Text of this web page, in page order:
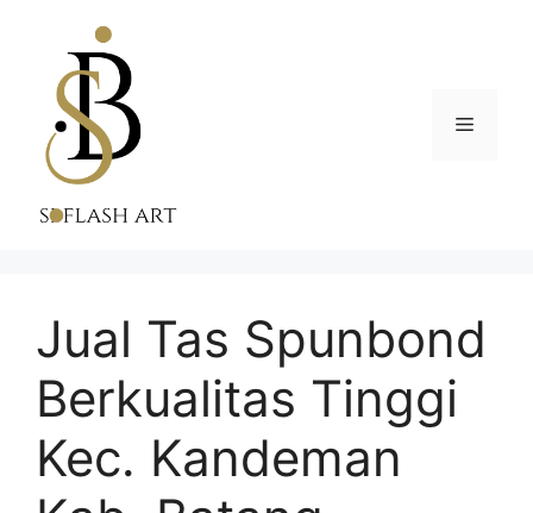
content
Menu
Jual Tas Spunbond
Berkualitas Tinggi
Kec. Kandeman